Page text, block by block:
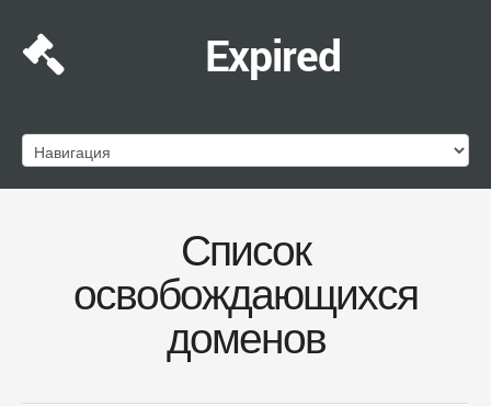
Expired
Список
освобождающихся
доменов